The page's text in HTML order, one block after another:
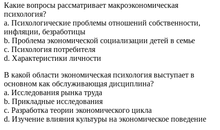
Какие вопросы рассматривает макроэкономическая
психология?
a. Психологические проблемы отношений собственности,
инфляции, безработицы
b. Проблема экономической социализации детей в семье
c. Психология потребителя
d. Характеристики личности
В какой области экономическая психология выступает в
основном как обслуживающая дисциплина?
a. Исследования рынка труда
b. Прикладные исследования
c. Разработка теории экономического цикла
d. Изучение влияния культуры на экономическое поведение